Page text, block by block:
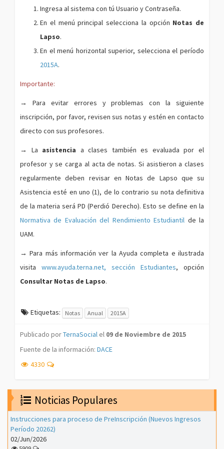
Ingresa al sistema con tú Usuario y Contraseña.
En el menú principal selecciona la opción Notas de
Lapso.
En el menú horizontal superior, selecciona el período
2015A.
Importante:
→
Para evitar errores y problemas con la siguiente
inscripción, por favor, revisen sus notas y estén en contacto
directo con sus profesores.
→ La asistencia a clases también es evaluada por el
profesor y se carga al acta de notas. Si asistieron a clases
regularmente deben revisar en Notas de Lapso que su
Asistencia esté en uno (1), de lo contrario su nota definitiva
de la materia será PD (Perdió Derecho). Esto se define en la
Normativa de Evaluación del Rendimiento Estudiantil de la
UAM.
→ Para más información ver la Ayuda completa e ilustrada
visita www.ayuda.terna.net, sección Estudiantes, opción
Consultar Notas de Lapso.
Etiquetas: Notas Anual 2015A
Publicado porTernaSocial el 09 de Noviembre de 2015
Fuente de la información: DACE
4330
Noticias Populares
Instrucciones para proceso de PreInscripción (Nuevos Ingresos
Período 20262)
02/Jun/2026